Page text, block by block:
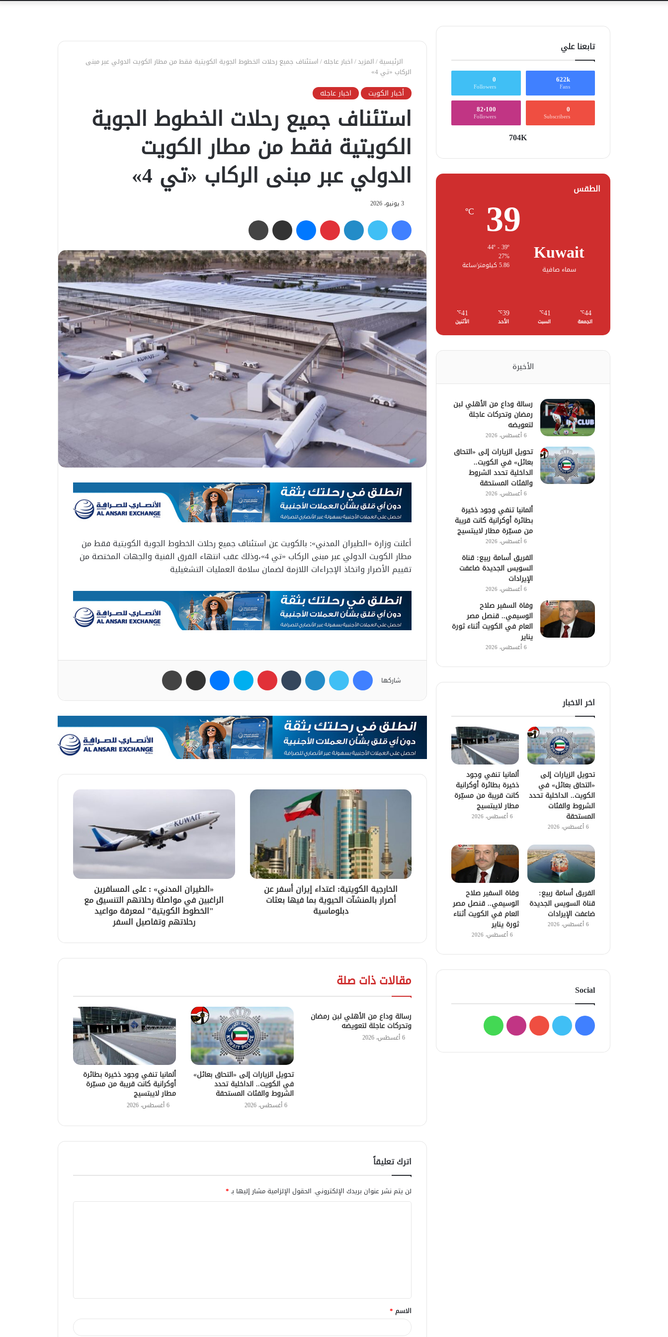
الرئيسية/المزيد/اخبار عاجله/استئناف جميع رحلات الخطوط الجوية الكويتية فقط من مطار الكويت الدولي عبر مبنى
الركاب «تي 4»
أخبار الكويت اخبار عاجله
استئناف جميع رحلات الخطوط الجوية
الكويتية فقط من مطار الكويت
الدولي عبر مبنى الركاب «تي 4»
3 يونيو، 2026
فيسبوك تويتر لينكدإن بينتيريست ماسنجر مشاركة عبر البريد
أعلنت وزارة «الطيران المدني»: بالكويت عن استئناف جميع رحلات الخطوط الجوية الكويتية فقط من
مطار الكويت الدولي عبر مبنى الركاب «تي 4»،وذلك عقب انتهاء الفرق الفنية والجهات المختصة من
تقييم الأضرار واتخاذ الإجراءات اللازمة لضمان سلامة العمليات التشغيلية
شاركها
فيسبوك تويتر لينكدإن بينتيريست سكايب ماسنجر مشاركة عبر البريد
الخارجية الكويتية: اعتداء إيران أسفر عن
أضرار بالمنشآت الحيوية بما فيها بعثات
دبلوماسية
«الطيران المدني» : على المسافرين
الراغبين في مواصلة رحلاتهم التنسيق مع
"الخطوط الكويتية" لمعرفة مواعيد
رحلاتهم وتفاصيل السفر
مقالات ذات صلة
رسالة وداع من الأهلي لبن رمضان
وتحركات عاجلة لتعويضه
6 أغسطس، 2026
تحويل الزيارات إلى «التحاق بعائل»
في الكويت.. الداخلية تحدد
الشروط والفئات المستحقة
6 أغسطس، 2026
ألمانيا تنفي وجود ذخيرة بطائرة
أوكرانية كانت قريبة من مسيّرة
مطار لايبتسيج
6 أغسطس، 2026
اترك تعليقاً
لن يتم نشر عنوان بريدك الإلكتروني. الحقول الإلزامية مشار إليها بـ*
ق
*
الاسم *
تابعنا علي
622k
Fans
0
Followers
0
Subscribers
82٬100
Followers
704K
الطقس
Kuwait
سماء صافية
39
℃
44º - 39º
27%
5.86 كيلومتر/ساعة
44
℃
الجمعة
41
℃
السبت
39
℃
الأحد
41
℃
الأثنين
الأخيرة
رسالة وداع من الأهلي لبن
رمضان وتحركات عاجلة
لتعويضه
6 أغسطس، 2026
تحويل الزيارات إلى «التحاق
بعائل» في الكويت..
الداخلية تحدد الشروط
والفئات المستحقة
6 أغسطس، 2026
ألمانيا تنفي وجود ذخيرة
بطائرة أوكرانية كانت قريبة
من مسيّرة مطار لايبتسيج
6 أغسطس، 2026
الفريق أسامة ربيع: قناة
السويس الجديدة ضاعفت
الإيرادات
6 أغسطس، 2026
وفاة السفير صلاح
الوسيمي.. قنصل مصر
العام في الكويت أثناء ثورة
يناير
6 أغسطس، 2026
اخر الاخبار
تحويل الزيارات إلى
«التحاق بعائل» في
الكويت.. الداخلية تحدد
الشروط والفئات
المستحقة
6 أغسطس، 2026
ألمانيا تنفي وجود
ذخيرة بطائرة أوكرانية
كانت قريبة من مسيّرة
مطار لايبتسيج
6 أغسطس، 2026
الفريق أسامة ربيع:
قناة السويس الجديدة
ضاعفت الإيرادات
6 أغسطس، 2026
وفاة السفير صلاح
الوسيمي.. قنصل مصر
العام في الكويت أثناء
ثورة يناير
6 أغسطس، 2026
Social
فيسبوك
تويتر يوتيوبانستقرامواتساب